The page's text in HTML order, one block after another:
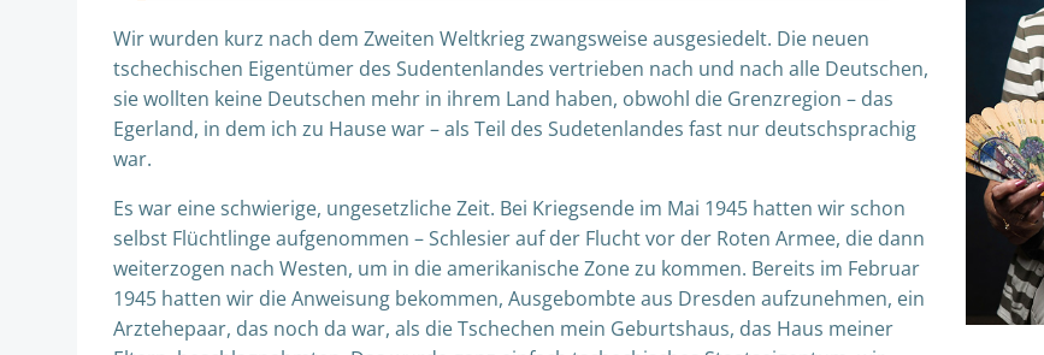
Wir wurden kurz nach dem Zweiten Weltkrieg zwangsweise ausgesiedelt. Die neuen
tschechischen Eigentümer des Sudentenlandes vertrieben nach und nach alle Deutschen,
sie wollten keine Deutschen mehr in ihrem Land haben, obwohl die Grenzregion – das
Egerland, in dem ich zu Hause war – als Teil des Sudetenlandes fast nur deutschsprachig
war.
Es war eine schwierige, ungesetzliche Zeit. Bei Kriegsende im Mai 1945 hatten wir schon
selbst Flüchtlinge aufgenommen – Schlesier auf der Flucht vor der Roten Armee, die dann
weiterzogen nach Westen, um in die amerikanische Zone zu kommen. Bereits im Februar
1945 hatten wir die Anweisung bekommen, Ausgebombte aus Dresden aufzunehmen, ein
Arztehepaar, das noch da war, als die Tschechen mein Geburtshaus, das Haus meiner